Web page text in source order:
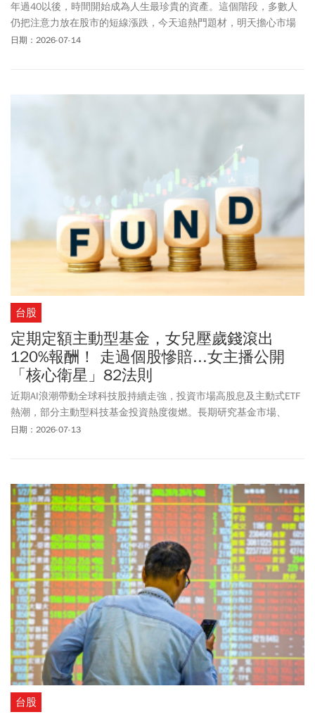
年過40以後，時間開始成為人生最珍貴的資產。這個階段，多數人
仍把注意力放在股市的短線漲跌，今天追熱門題材，明天擔心市場
回檔。然而，真正影響退休結果的，往往不是抓到哪一檔飆股，而
日期：2026-07-14
台股
定期定額主動型基金，女兒壓歲錢滾出
120%報酬！ 走過個股慘賠...女主播公開
「核心衛星」82法則
近期AI浪潮帶動全球科技股持續走強，投資市場高股息及主動式ETF
熱潮，部分主動型科技基金投資熱度復燃。長期研究基金市場、
「基金小姐姐」詹璇依認為，多元性商品目的並非互相取代，而是
日期：2026-07-13
台股